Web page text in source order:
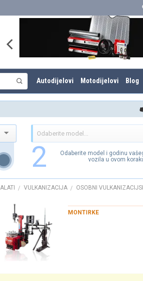
Autodijelovi Motodijelovi Blog
2
Odaberite model i godinu
vozila u ovom
ALATI / VULKANIZACIJA / OSOBNI
MONTIRKE